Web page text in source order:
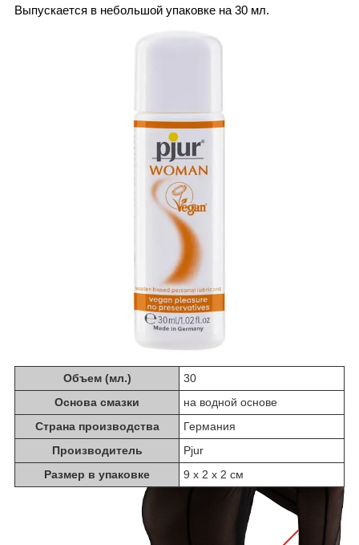
Выпускается в небольшой упаковке на 30 мл.
Объем (мл.)
30
Основа смазки
на водной основе
Страна производства
Германия
Производитель
Pjur
Размер в упаковке
9 х 2 х 2 см